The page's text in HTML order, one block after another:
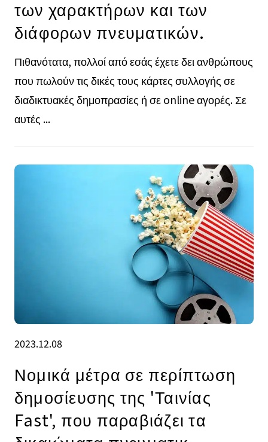
των χαρακτήρων και των
διάφορων πνευματικών.
Πιθανότατα, πολλοί από εσάς έχετε δει ανθρώπους
που πωλούν τις δικές τους κάρτες συλλογής σε
διαδικτυακές δημοπρασίες ή σε online αγορές. Σε
αυτές ...
2023.12.08
Νομικά μέτρα σε περίπτωση
δημοσίευσης της 'Ταινίας
Fast', που παραβιάζει τα